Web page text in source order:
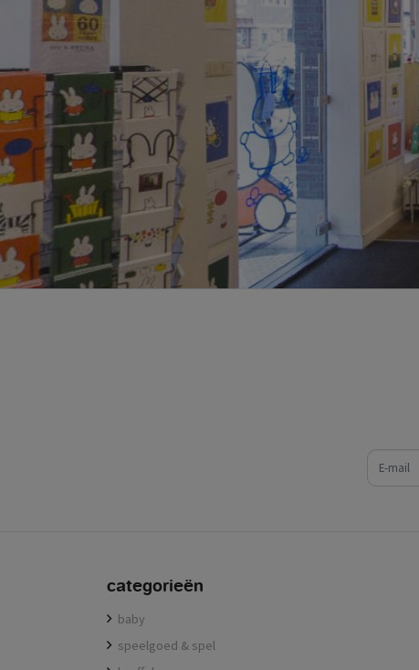
e-mail
categorieën
baby
speelgoed & spel